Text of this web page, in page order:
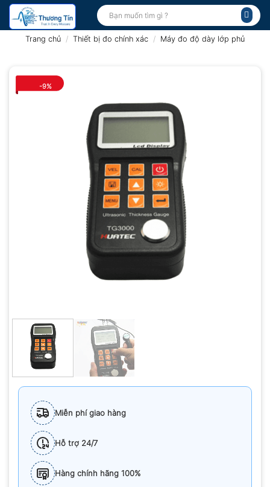
Bỏ
qua
Tìm
kiếm:
Trang chủ / Thiết bị đo chính xác / Máy đo độ dày lớp phủ
-9%
Miễn phí giao hàng
Hỗ trợ 24/7
Hàng chính hãng 100%